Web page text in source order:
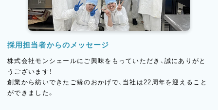
採用担当者からのメッセージ
株式会社モンシェールにご興味をもっていただき、誠にありがと
うございます！
創業から紡いできたご縁のおかげで、当社は22周年を迎えること
ができました。